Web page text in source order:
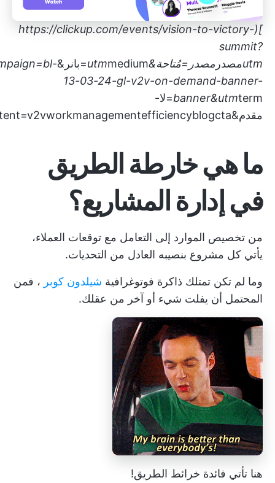
](
https://clickup.com/events/vision-to-victory-
summit?
utmمصدر مصدر=مُتاحة&utmmedium=بانر&utm
13-03-24-gl-v2v-on-demand-banner-
banner&utmterm=لا-
مقدم&utmcontent=v2vworkmanagementefficiencyblogcta)
ما هي خارطة الطريق
في إدارة المشاريع؟
من تخصيص الموارد إلى التعامل مع توقعات العملاء،
يأتي كل مشروع بنصيبه العادل من التحديات.
وما لم تكن تمتلك ذاكرة فوتوغرافية شيلدون كوبر ، فمن
المحتمل أن يفلت شيء أو آخر من عقلك.
هنا تأتي فائدة خرائط الطريق!